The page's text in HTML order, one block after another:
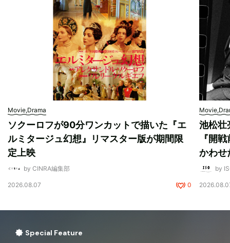
Movie,Drama
ソクーロフが90分ワンカットで描いた『エ
ルミタージュ幻想』リマスター版が期間限
定上映
by CINRA編集部
2026.08.07 0
池松壮
『開
かわせ
by
Special Feature